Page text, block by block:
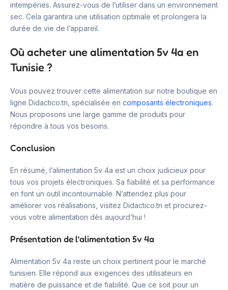
intempéries. Assurez-vous de l’utiliser dans un environnement
sec. Cela garantira une utilisation optimale et prolongera la
durée de vie de l’appareil.
Où acheter une alimentation 5v 4a en
Tunisie ?
Vous pouvez trouver cette alimentation sur notre boutique en
ligne Didactico.tn, spécialisée en composants électroniques.
Nous proposons une large gamme de produits pour
répondre à tous vos besoins.
Conclusion
En résumé, l’alimentation 5v 4a est un choix judicieux pour
tous vos projets électroniques. Sa fiabilité et sa performance
en font un outil incontournable. N’attendez plus pour
améliorer vos réalisations, visitez Didactico.tn et procurez-
vous votre alimentation dès aujourd’hui !
Présentation de l’alimentation 5v 4a
Alimentation 5v 4a reste un choix pertinent pour le marché
tunisien. Elle répond aux exigences des utilisateurs en
matière de puissance et de fiabilité. Que ce soit pour un